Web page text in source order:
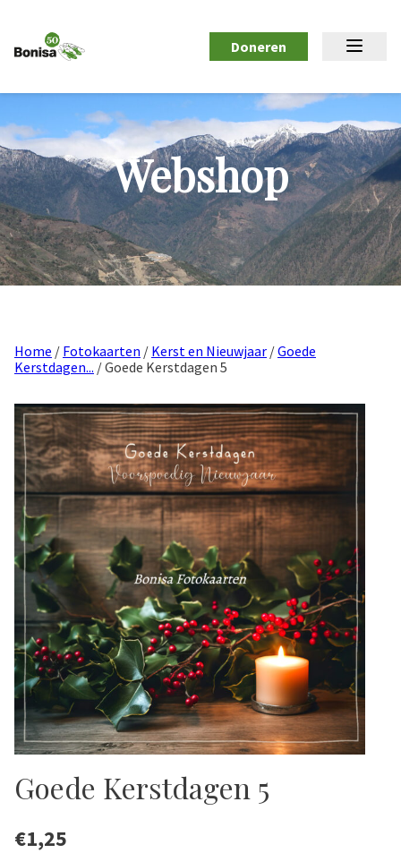
Doneren
Webshop
Home / Fotokaarten / Kerst en Nieuwjaar /Goede
Kerstdagen... / Goede Kerstdagen 5
Goede Kerstdagen 5
€1,25